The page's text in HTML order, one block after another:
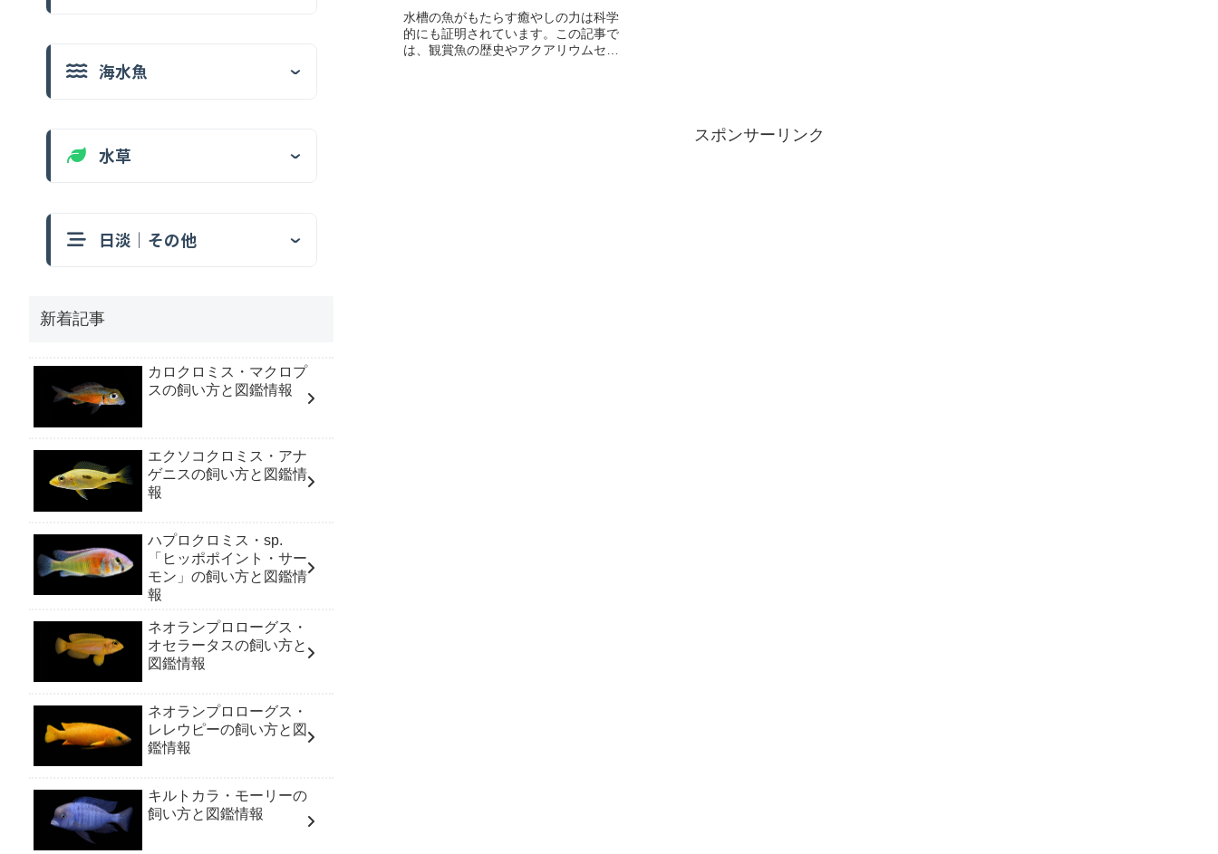
水槽の魚がもたらす癒やしの力は科学
的にも証明されています。この記事で
は、観賞魚の歴史やアクアリウムセラ
スポンサーリンク
海水魚
水草
日淡｜その他
新着記事
カロクロミス・マクロプ
スの飼い方と図鑑情報
エクソコクロミス・アナ
ゲニスの飼い方と図鑑情
報
ハプロクロミス・sp.
「ヒッポポイント・サー
モン」の飼い方と図鑑情
報
ネオランプロローグス・
オセラータスの飼い方と
図鑑情報
ネオランプロローグス・
レレウピーの飼い方と図
鑑情報
キルトカラ・モーリーの
飼い方と図鑑情報